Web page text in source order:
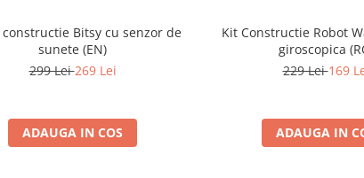
Bitsy cu senzor de
sunete (EN)
299 Lei269 Lei
ADAUGA IN COS
Kit Constructie Robot
giroscopica
229 Lei169
ADAUGA IN